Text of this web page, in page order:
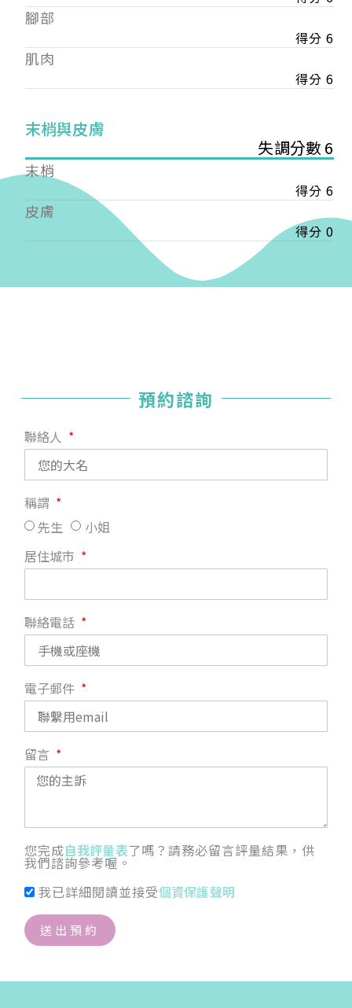
腳部
得分 6
肌肉
得分 6
末梢與皮膚
失調分數 6
末梢
得分 6
皮膚
得分 0
預約諮詢
聯絡人
稱謂
先生
小姐
居住城市
聯絡電話
電子郵件
留言
您完成自我評量表了嗎？請務必留言評量結果，供
我們諮詢參考喔。
我已詳細閱讀並接受個資保護聲明
送出預約
——
【會費】
個人會員:
入會費新臺幣1200元，於會員入會時繳納；常年會
入會費新臺幣3000元，於會員入會時繳納；常年會
戶名: 社團法人台灣自律神經健康培訓暨發展協會
帳號: 003-03-501566-2
銀行: (013) 國泰世華 南京東路分行